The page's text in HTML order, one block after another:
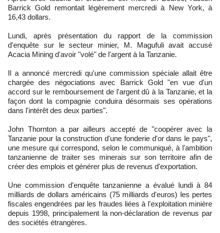
Barrick Gold remontait légèrement mercredi à New York, à
16,43 dollars.
Lundi, après présentation du rapport de la commission
d'enquête sur le secteur minier, M. Magufuli avait accusé
Acacia Mining d'avoir "volé" de l'argent à la Tanzanie.
Il a annoncé mercredi qu'une commission spéciale allait être
chargée des négociations avec Barrick Gold "en vue d'un
accord sur le remboursement de l'argent dû à la Tanzanie, et la
façon dont la compagnie conduira désormais ses opérations
dans l'intérêt des deux parties".
John Thornton a par ailleurs accepté de "coopérer avec la
Tanzanie pour la construction d'une fonderie d'or dans le pays",
une mesure qui correspond, selon le communiqué, à l'ambition
tanzanienne de traiter ses minerais sur son territoire afin de
créer des emplois et générer plus de revenus d'exportation.
Une commission d'enquête tanzanienne a évalué lundi à 84
milliards de dollars américains (75 milliards d'euros) les pertes
fiscales engendrées par les fraudes liées à l'exploitation minière
depuis 1998, principalement la non-déclaration de revenus par
des sociétés étrangères.